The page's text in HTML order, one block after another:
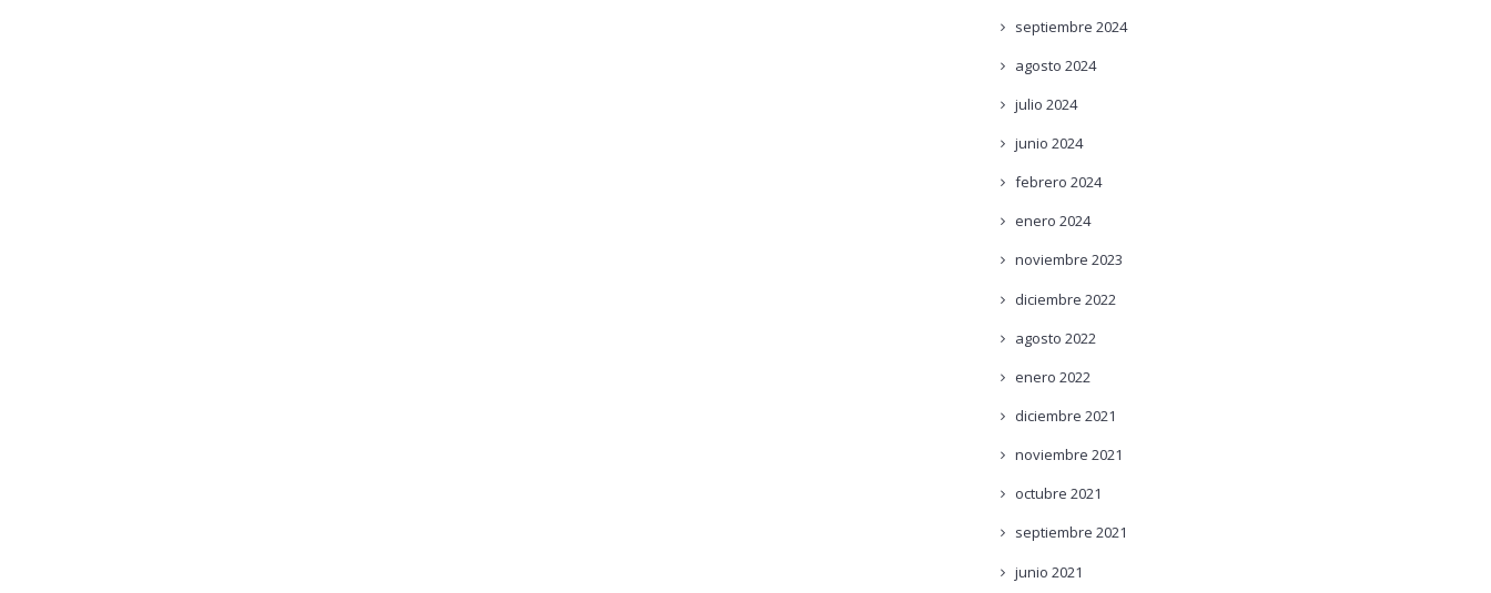
septiembre 2024
agosto 2024
julio 2024
junio 2024
febrero 2024
enero 2024
noviembre 2023
diciembre 2022
agosto 2022
enero 2022
diciembre 2021
noviembre 2021
octubre 2021
septiembre 2021
junio 2021